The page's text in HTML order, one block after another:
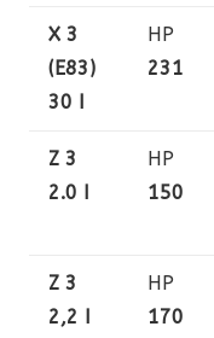
X 3
(E83)
30 I
HP
231
Z 3
2.0 I
HP
150
Z 3
2,2 I
HP
170